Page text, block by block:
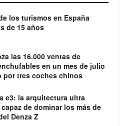
los turismos en España
de 15 años
las 16.000 ventas de
en un mes de julio
por tres coches chinos
e3: la arquitectura ultra
de dominar los más de
Denza Z